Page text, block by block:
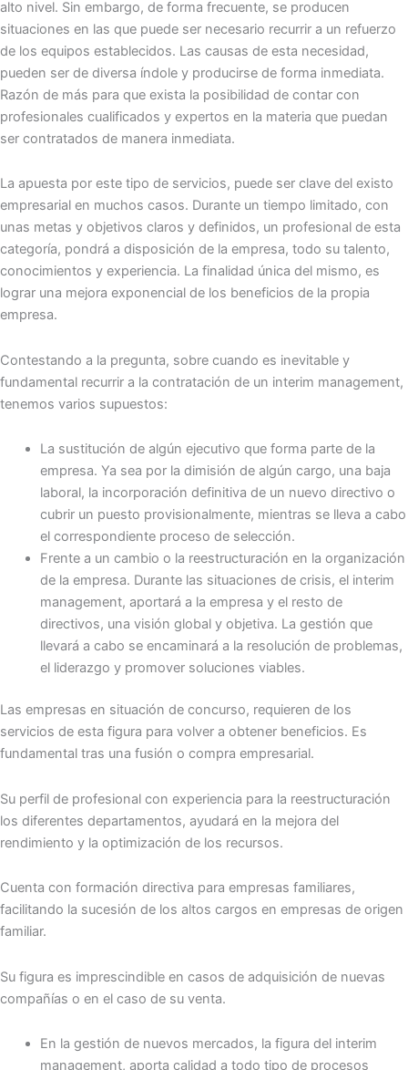
alto nivel. Sin embargo, de forma frecuente, se producen
situaciones en las que puede ser necesario recurrir a un refuerzo
de los equipos establecidos. Las causas de esta necesidad,
pueden ser de diversa índole y producirse de forma inmediata.
Razón de más para que exista la posibilidad de contar con
profesionales cualificados y expertos en la materia que puedan
ser contratados de manera inmediata.
La apuesta por este tipo de servicios, puede ser clave del existo
empresarial en muchos casos. Durante un tiempo limitado, con
unas metas y objetivos claros y definidos, un profesional de esta
categoría, pondrá a disposición de la empresa, todo su talento,
conocimientos y experiencia. La finalidad única del mismo, es
lograr una mejora exponencial de los beneficios de la propia
empresa.
Contestando a la pregunta, sobre cuando es inevitable y
fundamental recurrir a la contratación de un interim management,
tenemos varios supuestos:
La sustitución de algún ejecutivo que forma parte de la
empresa. Ya sea por la dimisión de algún cargo, una baja
laboral, la incorporación definitiva de un nuevo directivo o
cubrir un puesto provisionalmente, mientras se lleva a cabo
el correspondiente proceso de selección.
Frente a un cambio o la reestructuración en la organización
de la empresa. Durante las situaciones de crisis, el interim
management, aportará a la empresa y el resto de
directivos, una visión global y objetiva. La gestión que
llevará a cabo se encaminará a la resolución de problemas,
el liderazgo y promover soluciones viables.
Las empresas en situación de concurso, requieren de los
servicios de esta figura para volver a obtener beneficios. Es
fundamental tras una fusión o compra empresarial.
Su perfil de profesional con experiencia para la reestructuración
los diferentes departamentos, ayudará en la mejora del
rendimiento y la optimización de los recursos.
Cuenta con formación directiva para empresas familiares,
facilitando la sucesión de los altos cargos en empresas de origen
familiar.
Su figura es imprescindible en casos de adquisición de nuevas
compañías o en el caso de su venta.
En la gestión de nuevos mercados, la figura del interim
management, aporta calidad a todo tipo de procesos